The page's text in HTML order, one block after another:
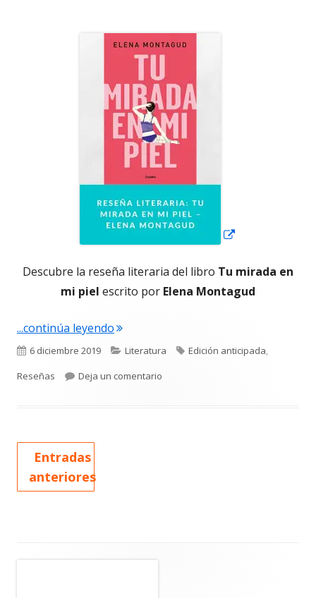
Descubre la reseña literaria del libro Tu mirada en
mi piel escrito por Elena Montagud
...continúa leyendo"Reseña literaria: Tu mirada en mi
Publicado
el
6 diciembre 2019 Categorías
Literatura Etiquetas
Edición anticipada,
Reseñas
Deja un comentario
Entradas
anteriores